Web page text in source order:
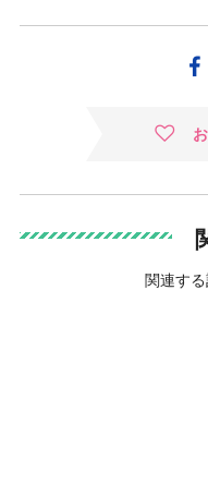
関連する